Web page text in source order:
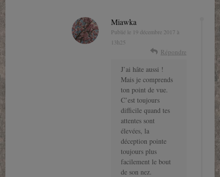
Miawka
Publié le
19 décembre 2017 à
13h25
Répondre
J’ai hâte aussi !
Mais je comprends
ton point de vue.
C’est toujours
difficile quand tes
attentes sont
élevées, la
déception pointe
toujours plus
facilement le bout
de son nez.